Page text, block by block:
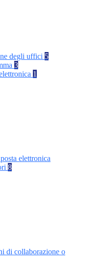
degli uffici 5
3
1
elettronica
8
di collaborazione o